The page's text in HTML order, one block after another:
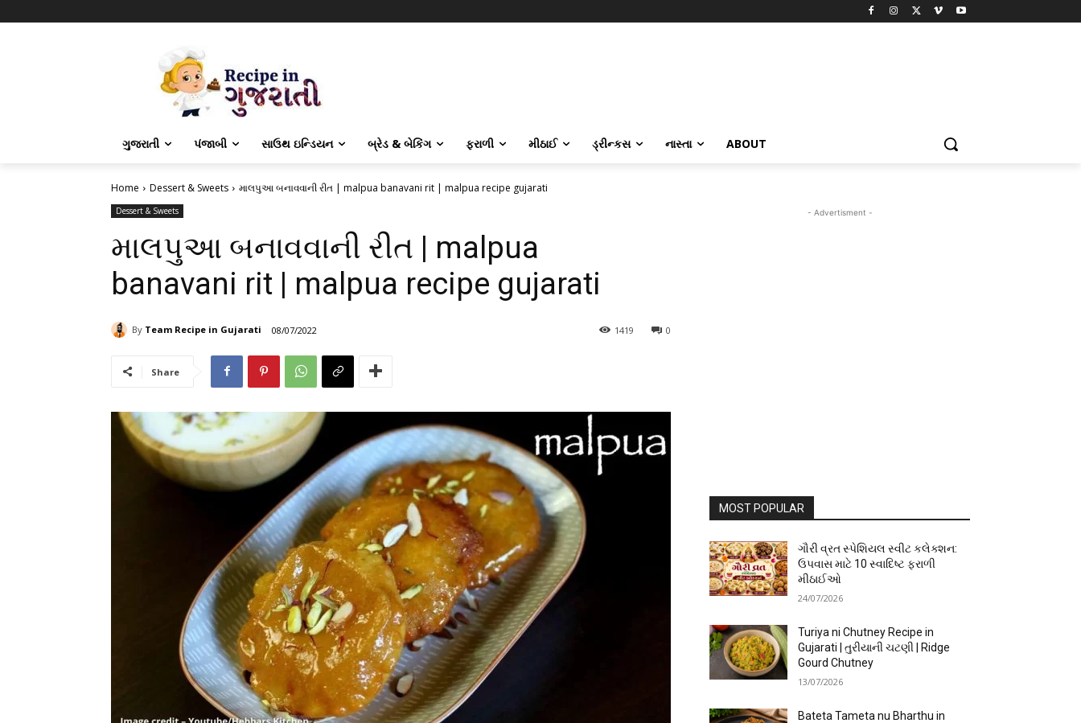
ગુજરાતી પંજાબી સાઉથ ઇન્ડિયન બ્રેડ & બેકિંગ ફરાળી મીઠાઈ ડ્રીન્કસ નાસ્તા ABOUT
Home Dessert & Sweets માલપુઆ બનાવવાની રીત | malpua banavani rit | malpua recipe gujarati
Dessert & Sweets
માલપુઆ બનાવવાની રીત | malpua
banavani rit | malpua recipe gujarati
By Team Recipe in Gujarati 08/07/2022 0
1419
Share
- Advertisment -
MOST POPULAR
ગૌરી વ્રત સ્પેશિયલ સ્વીટ કલેક્શન:
ઉપવાસ માટે 10 સ્વાદિષ્ટ ફરાળી
મીઠાઈઓ
24/07/2026
Turiya ni Chutney Recipe in
Gujarati | તુરીયાની ચટણી | Ridge
Gourd Chutney
13/07/2026
Bateta Tameta nu Bharthu in